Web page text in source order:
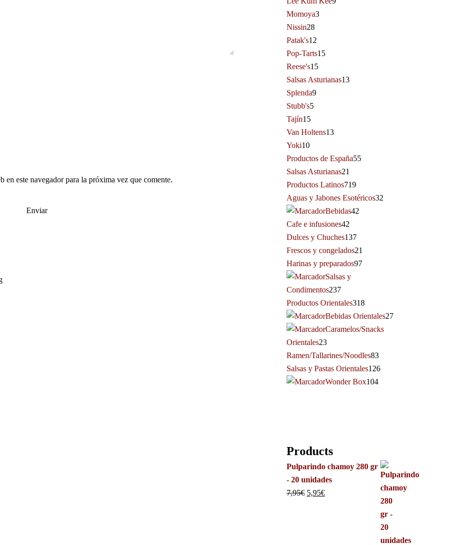
este navegador para la próxima vez que comente.
Momoya3
Nissin28
Patak's12
Pop-Tarts15
Reese's15
Salsas Asturianas13
Splenda9
Stubb's5
Tajín15
Van Holtens13
Yoki10
Productos de España55
Salsas Asturianas21
Productos Latinos719
Aguas y Jabones Esotéricos32
Bebidas42
Cafe e infusiones42
Dulces y Chuches137
Frescos y congelados21
Harinas y preparados97
Salsas y
Condimentos237
Productos Orientales318
Bebidas Orientales27
Caramelos/Snacks
Orientales23
Ramen/Tallarines/Noodles83
Salsas y Pastas Orientales126
Wonder Box104
Products
Pulparindo chamoy 280 gr
- 20 unidades
7,95€ 5,95€